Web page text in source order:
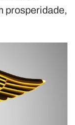
prosperidade,